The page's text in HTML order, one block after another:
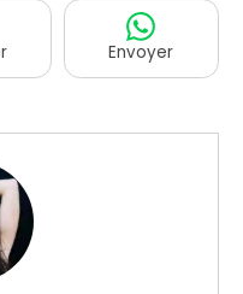
Envoyer